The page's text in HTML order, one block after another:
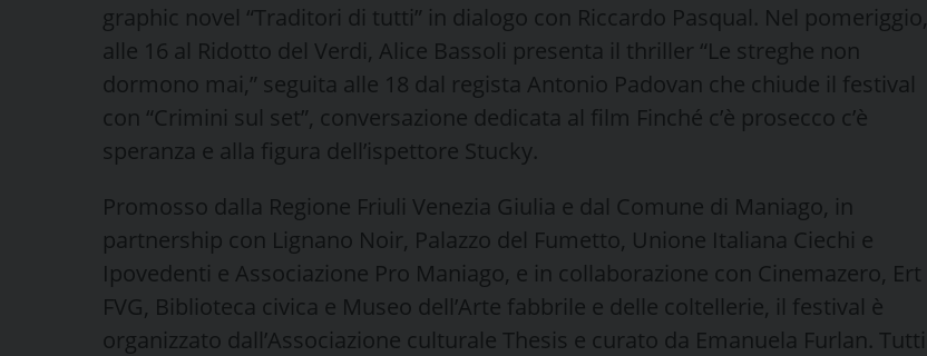
graphic novel “Traditori di tutti” in dialogo con Riccardo Pasqual. Nel pomeriggio,
alle 16 al Ridotto del Verdi, Alice Bassoli presenta il thriller “Le streghe non
dormono mai,” seguita alle 18 dal regista Antonio Padovan che chiude il festival
con “Crimini sul set”, conversazione dedicata al film Finché c’è prosecco c’è
speranza e alla figura dell’ispettore Stucky.
Promosso dalla Regione Friuli Venezia Giulia e dal Comune di Maniago, in
partnership con Lignano Noir, Palazzo del Fumetto, Unione Italiana Ciechi e
Ipovedenti e Associazione Pro Maniago, e in collaborazione con Cinemazero, Ert
FVG, Biblioteca civica e Museo dell’Arte fabbrile e delle coltellerie, il festival è
organizzato dall’Associazione culturale Thesis e curato da Emanuela Furlan. Tutti